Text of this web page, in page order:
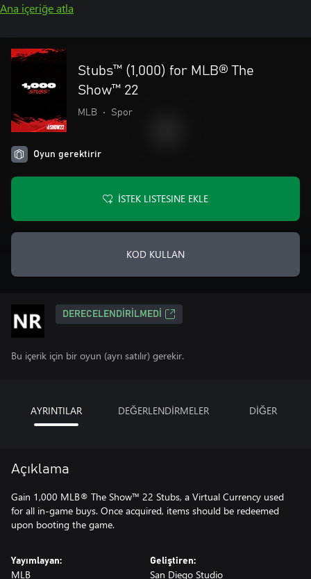
Ana içeriğe atla
Stubs™ (1,000) for MLB® The
Show™ 22
MLB • Spor
Oyun gerektirir
İSTEK LISTESINE EKLE
KOD KULLAN
DERECELENDIRILMEDI
Bu içerik için bir oyun (ayrı satılır) gerekir.
AYRINTILAR DEĞERLENDİRMELER DİĞER
Açıklama
Gain 1,000 MLB® The Show™ 22 Stubs, a Virtual Currency used
for all in-game buys. Once acquired, items should be redeemed
upon booting the game.
Yayımlayan:
MLB
Geliştiren:
San Diego Studio